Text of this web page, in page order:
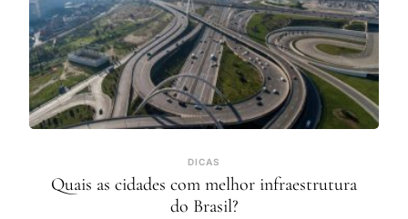
DICAS
Quais as cidades com melhor infraestrutura
do Brasil?